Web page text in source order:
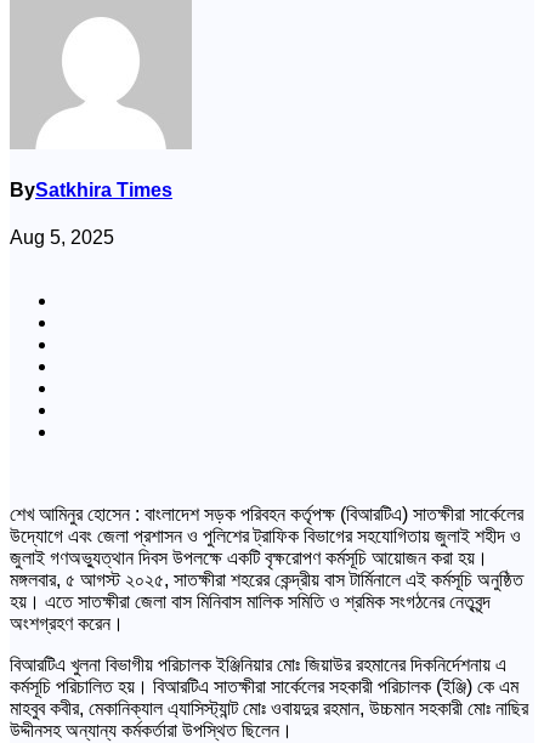
BySatkhira Times
Aug 5, 2025
শেখ আমিনুর হোসেন : বাংলাদেশ সড়ক পরিবহন কর্তৃপক্ষ (বিআরটিএ) সাতক্ষীরা সার্কেলের
উদ্যোগে এবং জেলা প্রশাসন ও পুলিশের ট্রাফিক বিভাগের সহযোগিতায় জুলাই শহীদ ও
জুলাই গণঅভ্যুত্থান দিবস উপলক্ষে একটি বৃক্ষরোপণ কর্মসূচি আয়োজন করা হয়।
মঙ্গলবার, ৫ আগস্ট ২০২৫, সাতক্ষীরা শহরের কেন্দ্রীয় বাস টার্মিনালে এই কর্মসূচি অনুষ্ঠিত
হয়। এতে সাতক্ষীরা জেলা বাস মিনিবাস মালিক সমিতি ও শ্রমিক সংগঠনের নেতৃবৃন্দ
অংশগ্রহণ করেন।
বিআরটিএ খুলনা বিভাগীয় পরিচালক ইঞ্জিনিয়ার মোঃ জিয়াউর রহমানের দিকনির্দেশনায় এ
কর্মসূচি পরিচালিত হয়। বিআরটিএ সাতক্ষীরা সার্কেলের সহকারী পরিচালক (ইঞ্জি) কে এম
মাহবুব কবীর, মেকানিক্যাল এ্যাসিস্ট্যান্ট মোঃ ওবায়দুর রহমান, উচ্চমান সহকারী মোঃ নাছির
উদ্দীনসহ অন্যান্য কর্মকর্তারা উপস্থিত ছিলেন।